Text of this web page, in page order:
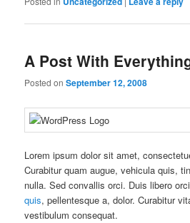
A Post With
Posted onSeptember 12, 2008
Lorem ipsum dolor sit amet,
Curabitur quam augue, vehicula quis,
nulla. Sed convallis orci. Duis libero
quis, pellentesque a, dolor. Curabitur
vestibulum consequat.